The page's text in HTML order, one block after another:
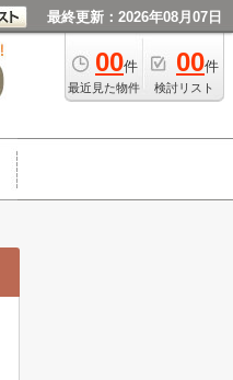
最終更新：2026年08月07日
00件
最近見た物件
00件
検討リスト